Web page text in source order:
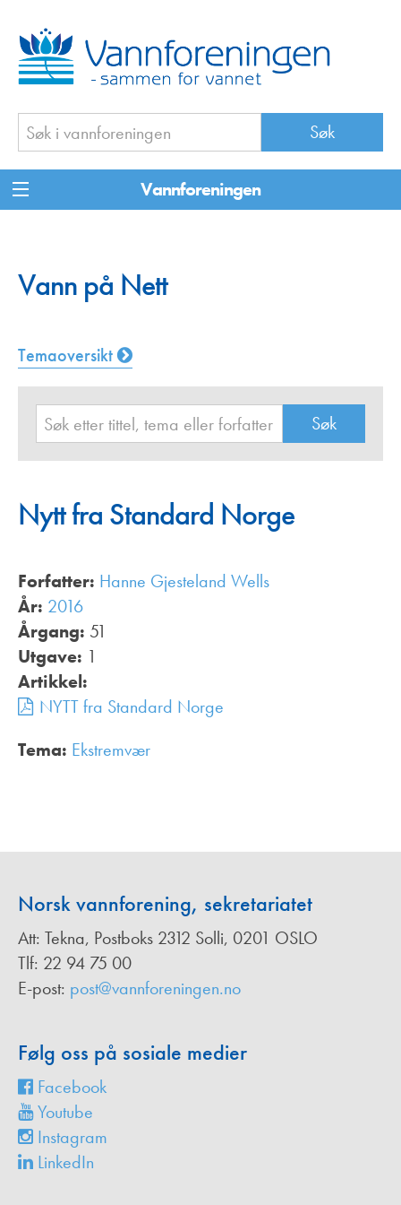
Vannforeningen
Vann på Nett
Temaoversikt
Nytt fra Standard Norge
Forfatter: Hanne Gjesteland Wells
År: 2016
Årgang: 51
Utgave: 1
Artikkel:
NYTT fra Standard Norge
Tema: Ekstremvær
Norsk vannforening, sekretariatet
Att: Tekna, Postboks 2312 Solli, 0201 OSLO
Tlf: 22 94 75 00
E-post: post@vannforeningen.no
Følg oss på sosiale medier
Facebook
Youtube
Instagram
LinkedIn